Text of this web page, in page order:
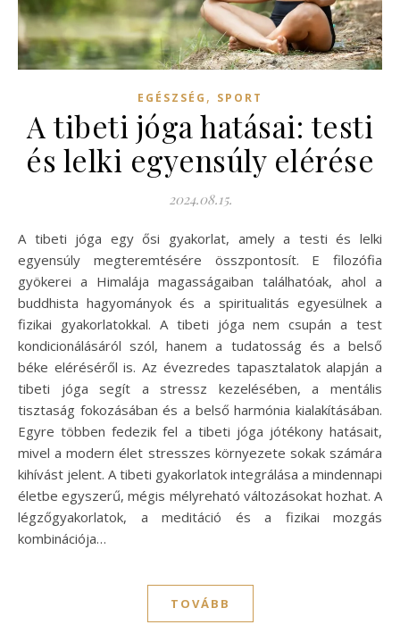
EGÉSZSÉG , SPORT
A tibeti jóga hatásai: testi
és lelki egyensúly elérése
2024.08.15.
A tibeti jóga egy ősi gyakorlat, amely a testi és lelki
egyensúly megteremtésére összpontosít. E filozófia
gyökerei a Himalája magasságaiban találhatóak, ahol a
buddhista hagyományok és a spiritualitás egyesülnek a
fizikai gyakorlatokkal. A tibeti jóga nem csupán a test
kondicionálásáról szól, hanem a tudatosság és a belső
béke eléréséről is. Az évezredes tapasztalatok alapján a
tibeti jóga segít a stressz kezelésében, a mentális
tisztaság fokozásában és a belső harmónia kialakításában.
Egyre többen fedezik fel a tibeti jóga jótékony hatásait,
mivel a modern élet stresszes környezete sokak számára
kihívást jelent. A tibeti gyakorlatok integrálása a mindennapi
életbe egyszerű, mégis mélyreható változásokat hozhat. A
légzőgyakorlatok, a meditáció és a fizikai mozgás
kombinációja…
TOVÁBB